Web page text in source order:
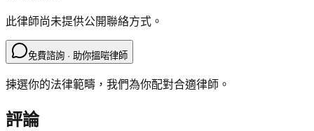
此律師尚未提供公開聯絡方式。
免費諮詢 · 助你搵啱律師
揀選你的法律範疇，我們為你配對合適律師。
評論